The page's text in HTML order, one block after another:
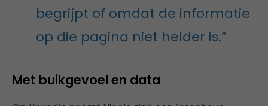
begrijpt of omdat de informatie
op die pagina niet helder is.”
Met buikgevoel en data